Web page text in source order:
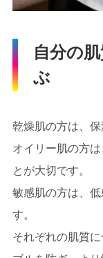
自分の
ぶ
乾燥肌の方は、保
オイリー肌の方
とが大切です。
敏感肌の方は、
す。
それぞれの肌質